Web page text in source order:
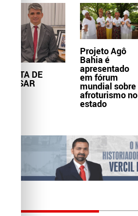
NOTA DE
PESAR
Projeto Agô
Bahia é
apresentado
em fórum
mundial sobre
afroturismo no
estado